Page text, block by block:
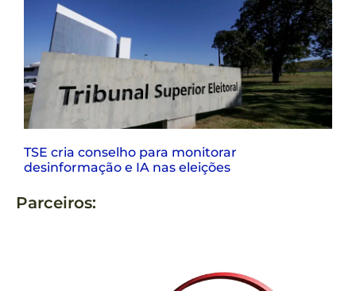
TSE cria conselho para monitorar
desinformação e IA nas eleições
Parceiros: